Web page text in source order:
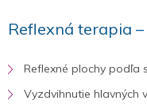
Reflexná terapia
Reflexné plochy podľa
Vyzdvihnutie hlavných